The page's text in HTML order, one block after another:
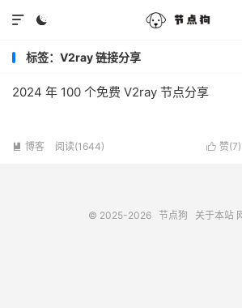


标签：V2ray 链接分享
2024 年 100 个免费 V2ray 节点分享
 赞(7)
 博客 阅读(1644)
© 2025-2026 节点狗 关于本站